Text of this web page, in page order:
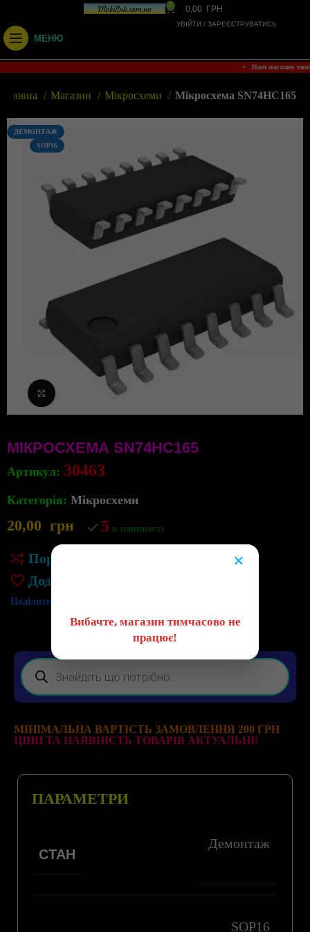
0 0,00 ГРН
УВІЙТИ / ЗАРЕЄСТРУВАТИСЬ
МЕНЮ
• Наш магазин
Магазин Мікросхеми Мікросхема SN74HC165
ДЕМОНТАЖ
SOP16
Клацніть, щоб збільшити
МІКРОСХЕМА SN74HC165
Артикул: 30463
Категорія: Мікросхеми
20,00 грн 5 в наявності
Порівняння
Додати до списку бажань
Поділитись:
МІНІМАЛЬНА ВАРТІСТЬ ЗАМОВЛЕННЯ 200 ГРН
ЦІНИ ТА НАЯВНІСТЬ ТОВАРІВ АКТУАЛЬНІ!
ПАРАМЕТРИ
СТАН
Демонтаж
SOP16
×
Вибачте, магазин тимчасово не
працює!